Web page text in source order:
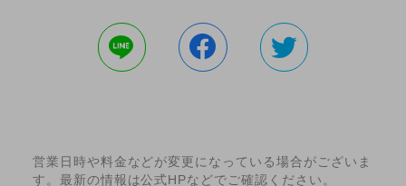
営業日時や料金などが変更になっている場合がございま
す。最新の情報は公式HPなどでご確認ください。